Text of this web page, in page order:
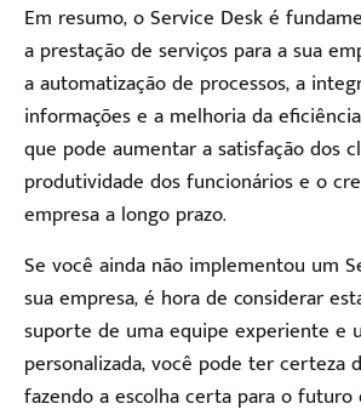
Em resumo, o Service Desk é
a prestação de serviços para a sua
a automatização de processos, a
informações e a melhoria da
que pode aumentar a satisfação dos
produtividade dos funcionários e o
empresa a longo prazo.
Se você ainda não implementou um
sua empresa, é hora de considerar
suporte de uma equipe experiente e
personalizada, você pode ter certeza
fazendo a escolha certa para o futuro